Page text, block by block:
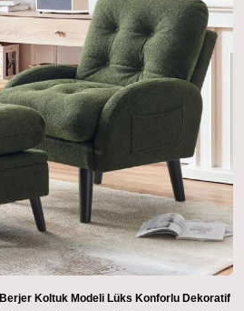
Koltuk Modeli Lüks Konforlu Dekoratif